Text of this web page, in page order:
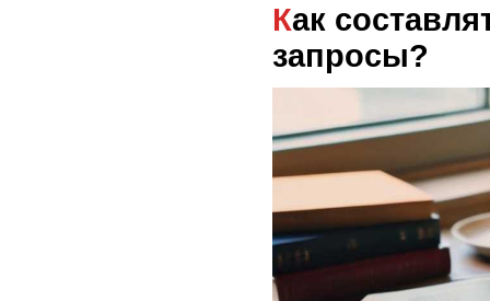
Как составлять поисковые
запросы?